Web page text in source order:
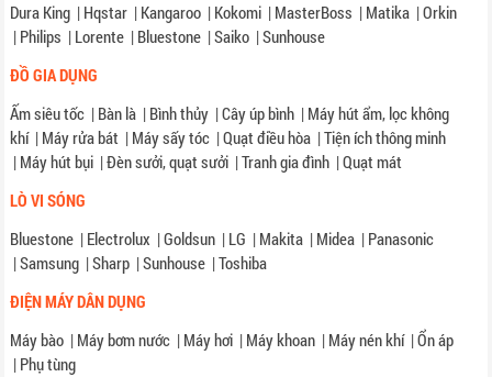
Dura King | Hqstar | Kangaroo | Kokomi | MasterBoss | Matika |Orkin
| Philips | Lorente | Bluestone |Saiko |Sunhouse
ĐỒ GIA DỤNG
Ấm siêu tốc | Bàn là | Bình thủy |Cây úp bình | Máy hút ẩm, lọc không
khí | Máy rửa bát | Máy sấy tóc |Quạt điều hòa |Tiện ích thông minh
| Máy hút bụi |Đèn sưởi, quạt sưởi |Tranh gia đình |Quạt mát
LÒ VI SÓNG
Bluestone | Electrolux |Goldsun | LG | Makita | Midea | Panasonic
|Samsung |Sharp |Sunhouse |Toshiba
ĐIỆN MÁY DÂN DỤNG
Máy bào | Máy bơm nước | Máy hơi | Máy khoan | Máy nén khí |Ổn áp
| Phụ tùng